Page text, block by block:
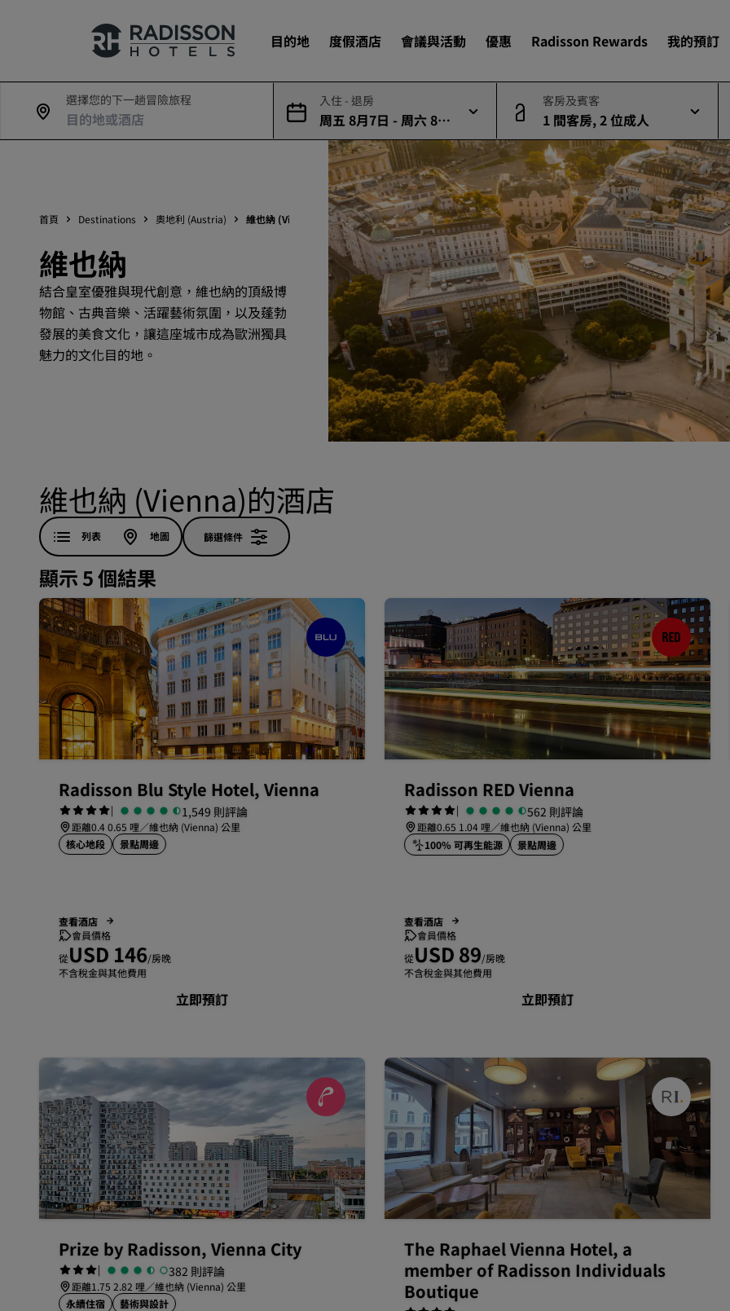
目的地 度假酒店 會議與活動 優惠 Radisson Rewards 我的預訂
我們的品牌
尋找您的酒店
目的地
度假酒店
酒店式公寓
機場酒店
即將登場的全新酒店
會議與活動
探索 Radisson Meetings
預訂會議空間
要求報價
活動目的地
產業解決方案
搜尋餐廳
數位服務
Radisson Hotels APP
選擇您的下一趟冒險旅程 入住 - 退房
周五 8月7日 - 周六 8月
8日
客房及賓客
1 間客房, 2 位成人
首頁 Destinations 奧地利 (Austria) 維也納 (Vienna)
維也納
結合皇室優雅與現代創意，維也納的頂級博
物館、古典音樂、活躍藝術氛圍，以及蓬勃
發展的美食文化，讓這座城市成為歐洲獨具
魅力的文化目的地。
維也納 (Vienna)的酒店
列表 地圖 篩選條件
顯示 5 個結果
Radisson Blu Style Hotel, Vienna
| 1,549 則評論
距離0.4 0.65 哩／維也納 (Vienna) 公里
核心地段
景點周邊
查看酒店
會員價格
從USD 146/房晚
不含稅金與其他費用
立即預訂
Radisson RED Vienna
| 562 則評論
距離0.65 1.04 哩／維也納 (Vienna) 公里
100% 可再生能源
景點周邊
查看酒店
會員價格
從USD 89/房晚
不含稅金與其他費用
立即預訂
Prize by Radisson, Vienna City
| 382 則評論
距離1.75 2.82 哩／維也納 (Vienna) 公里
永續住宿
藝術與設計
The Raphael Vienna Hotel, a
member of Radisson Individuals
Boutique